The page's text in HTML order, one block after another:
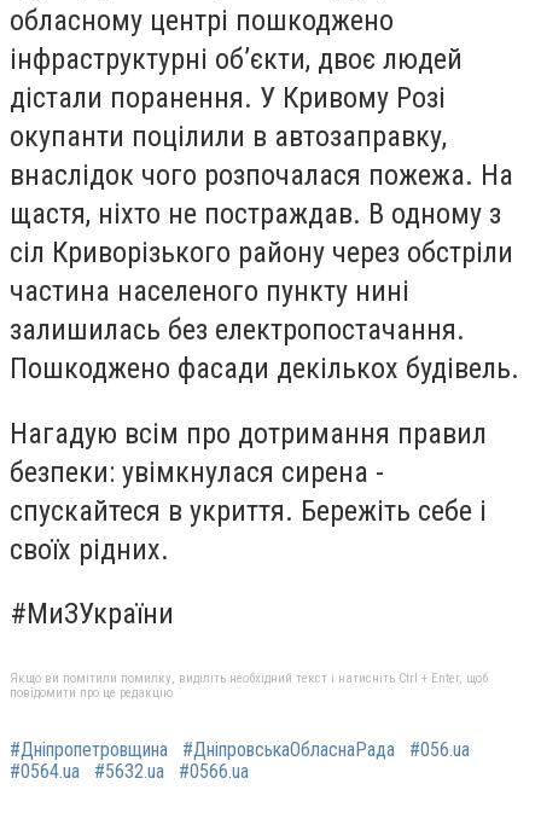
обласному центрі пошкоджено
інфраструктурні об’єкти, двоє людей
дістали поранення. У Кривому Розі
окупанти поцілили в автозаправку,
внаслідок чого розпочалася пожежа. На
щастя, ніхто не постраждав. В одному з
сіл Криворізького району через обстріли
частина населеного пункту нині
залишилась без електропостачання.
Пошкоджено фасади декількох будівель.
Нагадую всім про дотримання правил
безпеки: увімкнулася сирена -
спускайтеся в укриття. Бережіть себе і
своїх рідних.
#МиЗУкраїни
Якщо ви помітили помилку, виділіть необхідний текст і натисніть Ctrl + Enter, щоб
повідомити про це редакцію
#Дніпропетровщина #ДніпровськаОбласнаРада
#056.ua
#0564.ua
#5632.ua #0566.ua